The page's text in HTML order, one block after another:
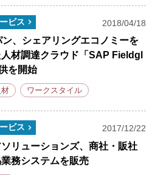
ビス 2018/04/18
、シェアリングエコノミーを
材調達クラウド「SAP Fieldgl
を開始
材 ワークスタイル
ビス 2017/12/22
リューションズ、商社・販社
務システムを販売